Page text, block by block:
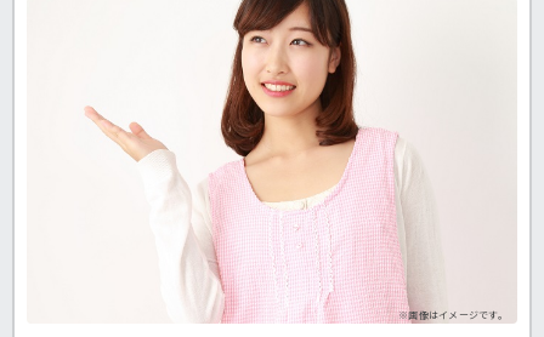
※画像はイメージです。